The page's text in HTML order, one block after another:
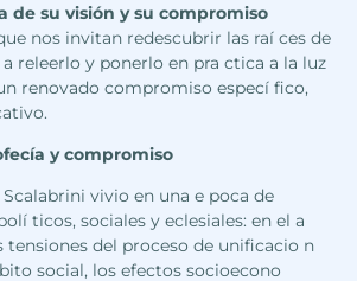
de su visión y su compromiso
nos invitan redescubrir las raí ces de
releerlo y ponerlo en pra ctica a la luz
renovado compromiso especí fico,
y compromiso
vivio en una e poca de
ticos, sociales y eclesiales: en el a
del proceso de unificacio n
social, los efectos socioecono